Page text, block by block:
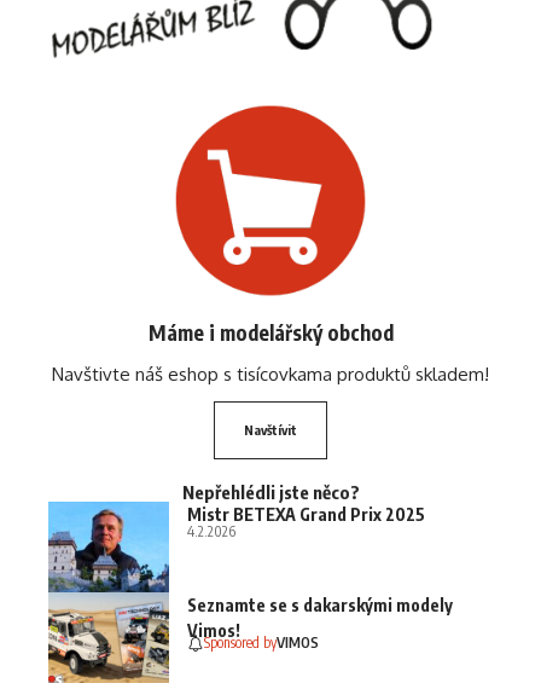
Máme i modelářský obchod
Navštivte náš eshop s tisícovkama produktů skladem!
Navštívit
Nepřehlédli jste něco?
Mistr BETEXA Grand Prix 2025
4.2.2026
Seznamte se s dakarskými modely
Vimos!
Sponsored byVIMOS